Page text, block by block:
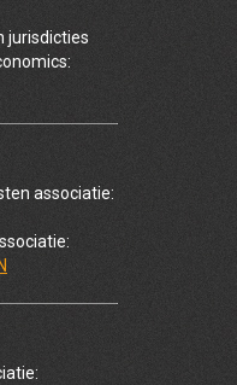
jurisdicties
associatie: